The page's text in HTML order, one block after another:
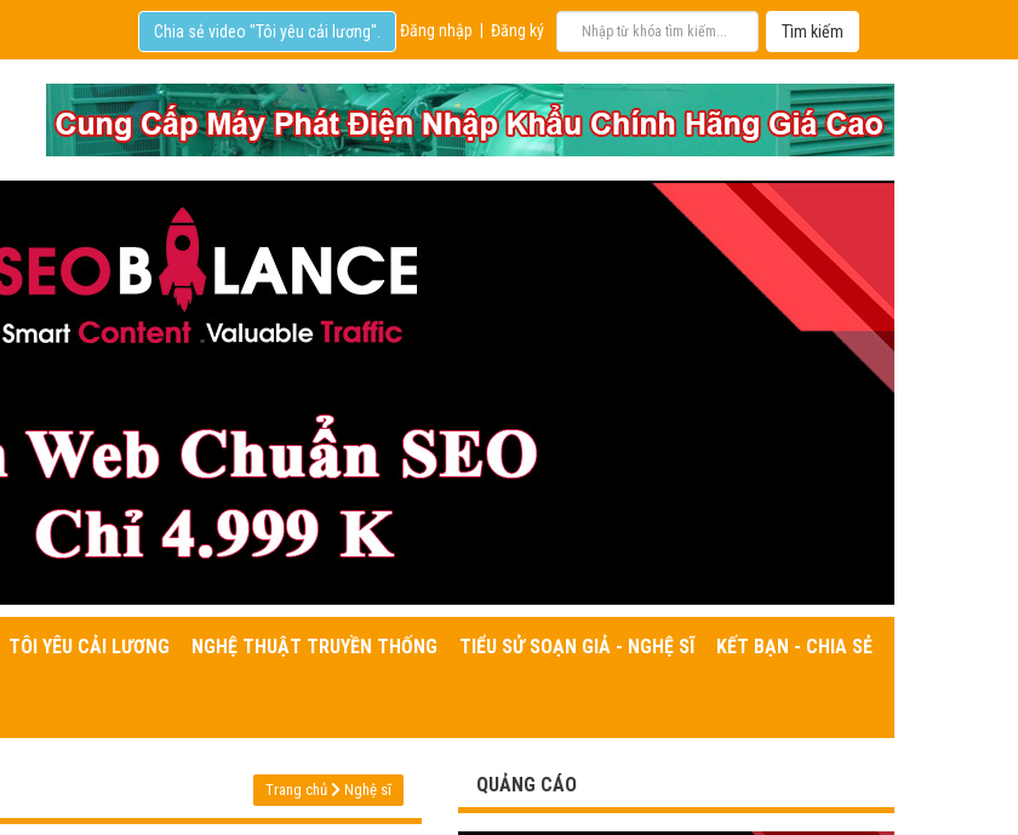
Đăng nhập Đăng ký
Chia sẻ video "Tôi yêu cải lương".
TÔI YÊU CẢI LƯƠNG NGHỆ THUẬT TRUYỀN THỐNG TIỂU SỬ SOẠN GIẢ - NGHỆ SĨ KẾT BẠN - CHIA SẺ
Trang chủ Nghệ sĩ QUẢNG CÁO